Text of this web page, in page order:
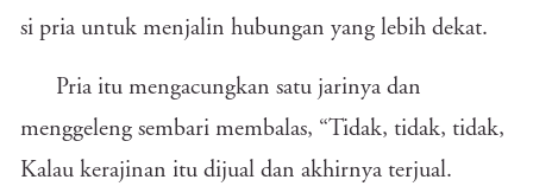
si pria untuk menjalin hubungan yang lebih dekat.
Pria itu mengacungkan satu jarinya dan
menggeleng sembari membalas, “Tidak, tidak, tidak,
Kalau kerajinan itu dijual dan akhirnya terjual.